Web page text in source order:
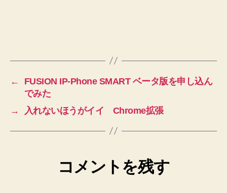
←
FUSION IP-Phone SMART ベータ版を申し込ん
でみた
→
入れないほうがイイ Chrome拡張
コメントを残す